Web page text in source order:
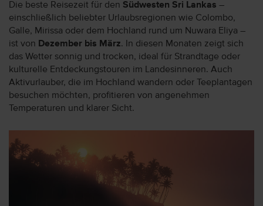
Die beste Reisezeit für den Südwesten Sri Lankas –
einschließlich beliebter Urlaubsregionen wie Colombo,
Galle, Mirissa oder dem Hochland rund um Nuwara Eliya –
ist von Dezember bis März. In diesen Monaten zeigt sich
das Wetter sonnig und trocken, ideal für Strandtage oder
kulturelle Entdeckungstouren im Landesinneren. Auch
Aktivurlauber, die im Hochland wandern oder Teeplantagen
besuchen möchten, profitieren von angenehmen
Temperaturen und klarer Sicht.